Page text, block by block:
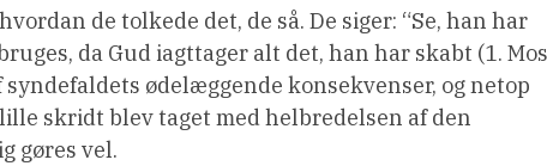
de tolkede det, de så. De siger: “Se, han har
da Gud iagttager alt det, han har skabt (1.
ødelæggende konsekvenser, og netop
skridt blev taget med helbredelsen af den
gøres vel.